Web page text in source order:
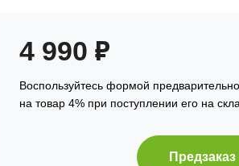
4 990 ₽
Воспользуйтесь формой
на товар 4% при поступлении его на
Предзаказ